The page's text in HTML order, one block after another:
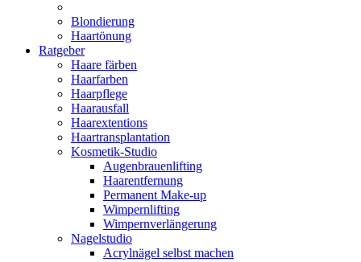
Blondierung
Haartönung
Ratgeber
Haare färben
Haarfarben
Haarpflege
Haarausfall
Haarextentions
Haartransplantation
Kosmetik-Studio
Augenbrauenlifting
Haarentfernung
Permanent Make-up
Wimpernlifting
Wimpernverlängerung
Nagelstudio
Acrylnägel selbst machen